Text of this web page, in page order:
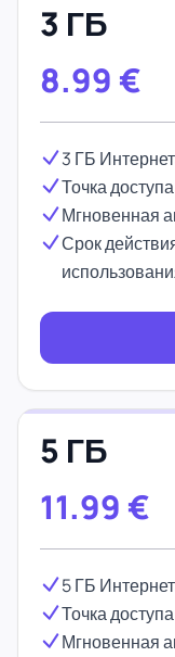
3 ГБ
8.99 €
3 ГБ
Точка
Мгновенная
Срок
5 ГБ
11.99 €
5 ГБ
Точка
Мгновенная